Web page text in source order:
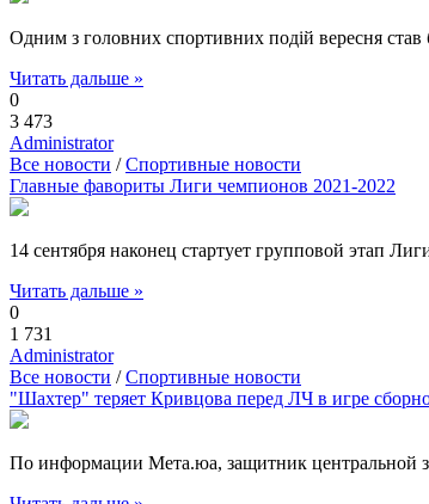
Одним з головних спортивних подій вересня
Читать дальше »
0
3 473
Administrator
Все новости /Спортивные новости
Главные фавориты Лиги чемпионов 2021-2022
14 сентября наконец стартует групповой этап
Читать дальше »
0
1 731
Administrator
Все новости /Спортивные новости
"Шахтер" теряет Кривцова перед ЛЧ в игре
По информации Мета.юа, защитник центральной